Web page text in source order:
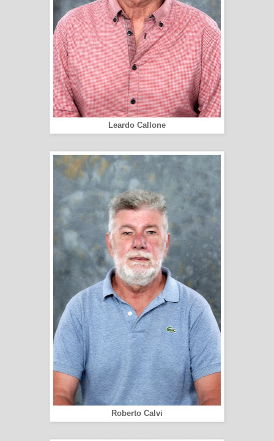
Leardo Callone
Roberto Calvi